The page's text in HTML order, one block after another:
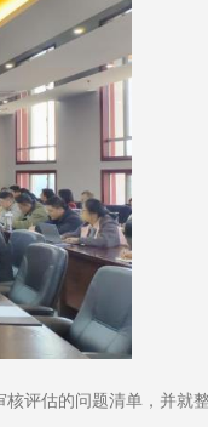
评估的问题清单，并就整